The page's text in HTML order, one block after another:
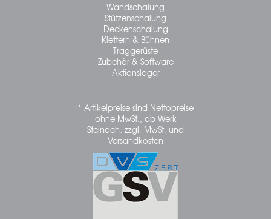
Wandschalung
Stützenschalung
Deckenschalung
Klettern & Bühnen
Traggerüste
Zubehör & Software
Aktionslager
* Artikelpreise sind Nettopreise
ohne MwSt., ab Werk
Steinach, zzgl. MwSt. und
Versandkosten